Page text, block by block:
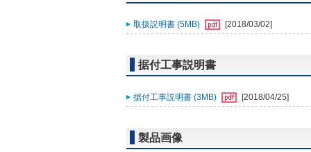
取扱説明書 (5MB) [2018/03/02]
据付工事説明書
据付工事説明書 (3MB) [2018/04/25]
製品画像